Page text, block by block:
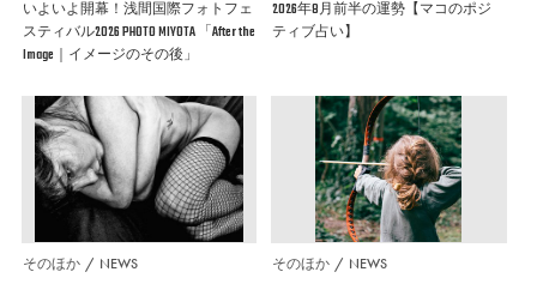
いよいよ開幕！浅間国際フォトフェ
スティバル2026 PHOTO MIYOTA 「After the
Image｜イメージのその後」
2026年8月前半の運勢【マコのポジ
ティブ占い】
そのほか NEWS そのほか NEWS